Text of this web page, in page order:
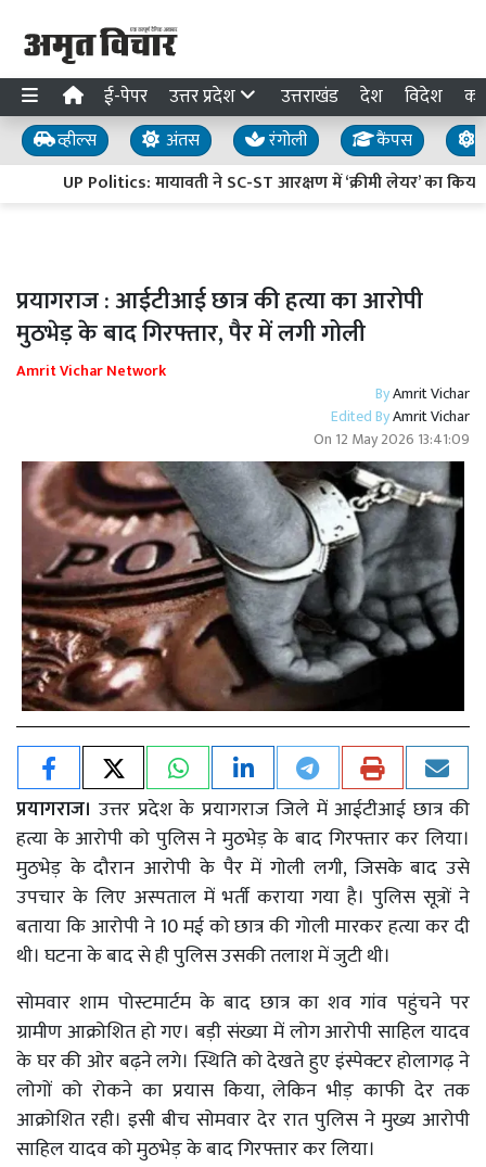
ई-पेपर उत्तर प्रदेश उत्तराखंड देश विदेश
व्हील्स अंतस रंगोली कैंपस
UP Politics: मायावती ने SC-ST आरक्षण में ‘क्रीमी लेयर’ का
प्रयागराज : आईटीआई छात्र की हत्या का आरोपी
मुठभेड़ के बाद गिरफ्तार, पैर में लगी गोली
Amrit Vichar Network
ByAmrit Vichar
Edited ByAmrit Vichar
On 12 May 2026 13:41:09
प्रयागराज। उत्तर प्रदेश के प्रयागराज जिले में आईटीआई छात्र की
हत्या के आरोपी को पुलिस ने मुठभेड़ के बाद गिरफ्तार कर लिया।
मुठभेड़ के दौरान आरोपी के पैर में गोली लगी, जिसके बाद उसे
उपचार के लिए अस्पताल में भर्ती कराया गया है। पुलिस सूत्रों ने
बताया कि आरोपी ने 10 मई को छात्र की गोली मारकर हत्या कर दी
थी। घटना के बाद से ही पुलिस उसकी तलाश में जुटी थी।
सोमवार शाम पोस्टमार्टम के बाद छात्र का शव गांव पहुंचने पर
ग्रामीण आक्रोशित हो गए। बड़ी संख्या में लोग आरोपी साहिल यादव
के घर की ओर बढ़ने लगे। स्थिति को देखते हुए इंस्पेक्टर होलागढ़ ने
लोगों को रोकने का प्रयास किया, लेकिन भीड़ काफी देर तक
आक्रोशित रही। इसी बीच सोमवार देर रात पुलिस ने मुख्य आरोपी
साहिल यादव को मुठभेड़ के बाद गिरफ्तार कर लिया।